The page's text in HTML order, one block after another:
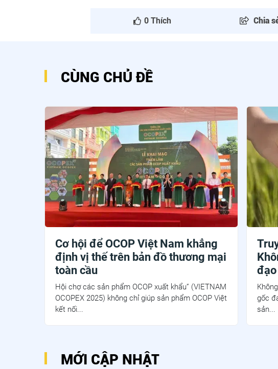
0 Thích Chia
CÙNG CHỦ ĐỀ
Cơ hội để OCOP Việt Nam khẳng
định vị thế trên bản đồ thương mại
toàn cầu
Hội chợ các sản phẩm OCOP xuất khẩu” (VIETNAM
OCOPEX 2025) không chỉ giúp sản phẩm OCOP Việt
kết nối...
gốc
sản...
MỚI CẬP NHẬT